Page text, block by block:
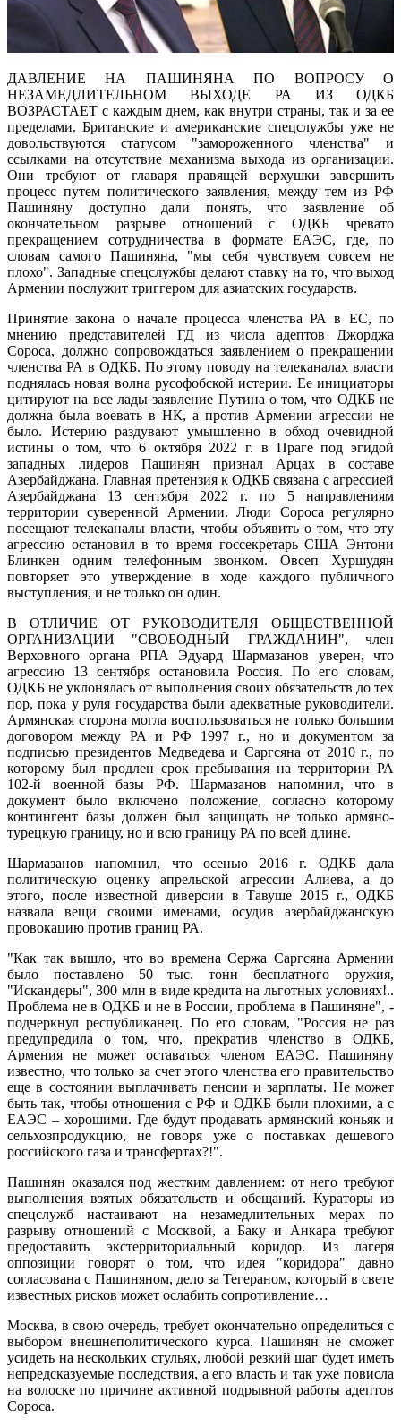
ДАВЛЕНИЕ НА ПАШИНЯНА ПО ВОПРОСУ О
НЕЗАМЕДЛИТЕЛЬНОМ ВЫХОДЕ РА ИЗ ОДКБ
ВОЗРАСТАЕТ с каждым днем, как внутри страны, так и за ее
пределами. Британские и американские спецслужбы уже не
довольствуются статусом "замороженного членства" и
ссылками на отсутствие механизма выхода из организации.
Они требуют от главаря правящей верхушки завершить
процесс путем политического заявления, между тем из РФ
Пашиняну доступно дали понять, что заявление об
окончательном разрыве отношений с ОДКБ чревато
прекращением сотрудничества в формате ЕАЭС, где, по
словам самого Пашиняна, "мы себя чувствуем совсем не
плохо". Западные спецслужбы делают ставку на то, что выход
Армении послужит триггером для азиатских государств.
Принятие закона о начале процесса членства РА в ЕС, по
мнению представителей ГД из числа адептов Джорджа
Сороса, должно сопровождаться заявлением о прекращении
членства РА в ОДКБ. По этому поводу на телеканалах власти
поднялась новая волна русофобской истерии. Ее инициаторы
цитируют на все лады заявление Путина о том, что ОДКБ не
должна была воевать в НК, а против Армении агрессии не
было. Истерию раздувают умышленно в обход очевидной
истины о том, что 6 октября 2022 г. в Праге под эгидой
западных лидеров Пашинян признал Арцах в составе
Азербайджана. Главная претензия к ОДКБ связана с агрессией
Азербайджана 13 сентября 2022 г. по 5 направлениям
территории суверенной Армении. Люди Сороса регулярно
посещают телеканалы власти, чтобы объявить о том, что эту
агрессию остановил в то время госсекретарь США Энтони
Блинкен одним телефонным звонком. Овсеп Хуршудян
повторяет это утверждение в ходе каждого публичного
выступления, и не только он один.
В ОТЛИЧИЕ ОТ РУКОВОДИТЕЛЯ ОБЩЕСТВЕННОЙ
ОРГАНИЗАЦИИ "СВОБОДНЫЙ ГРАЖДАНИН", член
Верховного органа РПА Эдуард Шармазанов уверен, что
агрессию 13 сентября остановила Россия. По его словам,
ОДКБ не уклонялась от выполнения своих обязательств до тех
пор, пока у руля государства были адекватные руководители.
Армянская сторона могла воспользоваться не только большим
договором между РА и РФ 1997 г., но и документом за
подписью президентов Медведева и Саргсяна от 2010 г., по
которому был продлен срок пребывания на территории РА
102-й военной базы РФ. Шармазанов напомнил, что в
документ было включено положение, согласно которому
контингент базы должен был защищать не только армяно-
турецкую границу, но и всю границу РА по всей длине.
Шармазанов напомнил, что осенью 2016 г. ОДКБ дала
политическую оценку апрельской агрессии Алиева, а до
этого, после известной диверсии в Тавуше 2015 г., ОДКБ
назвала вещи своими именами, осудив азербайджанскую
провокацию против границ РА.
"Как так вышло, что во времена Сержа Саргсяна Армении
было поставлено 50 тыс. тонн бесплатного оружия,
"Искандеры", 300 млн в виде кредита на льготных условиях!..
Проблема не в ОДКБ и не в России, проблема в Пашиняне", -
подчеркнул республиканец. По его словам, "Россия не раз
предупредила о том, что, прекратив членство в ОДКБ,
Армения не может оставаться членом ЕАЭС. Пашиняну
известно, что только за счет этого членства его правительство
еще в состоянии выплачивать пенсии и зарплаты. Не может
быть так, чтобы отношения с РФ и ОДКБ были плохими, а с
ЕАЭС – хорошими. Где будут продавать армянский коньяк и
сельхозпродукцию, не говоря уже о поставках дешевого
российского газа и трансфертах?!".
Пашинян оказался под жестким давлением: от него требуют
выполнения взятых обязательств и обещаний. Кураторы из
спецслужб настаивают на незамедлительных мерах по
разрыву отношений с Москвой, а Баку и Анкара требуют
предоставить экстерриториальный коридор. Из лагеря
оппозиции говорят о том, что идея "коридора" давно
согласована с Пашиняном, дело за Тегераном, который в свете
известных рисков может ослабить сопротивление…
Москва, в свою очередь, требует окончательно определиться с
выбором внешнеполитического курса. Пашинян не сможет
усидеть на нескольких стульях, любой резкий шаг будет иметь
непредсказуемые последствия, а его власть и так уже повисла
на волоске по причине активной подрывной работы адептов
Сороса.